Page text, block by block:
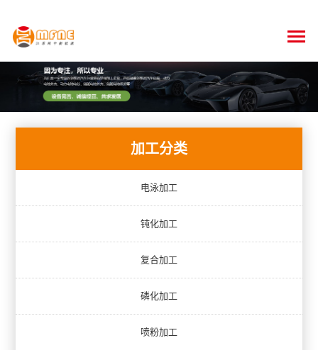
加工分类
电泳加工
钝化加工
复合加工
磷化加工
喷粉加工